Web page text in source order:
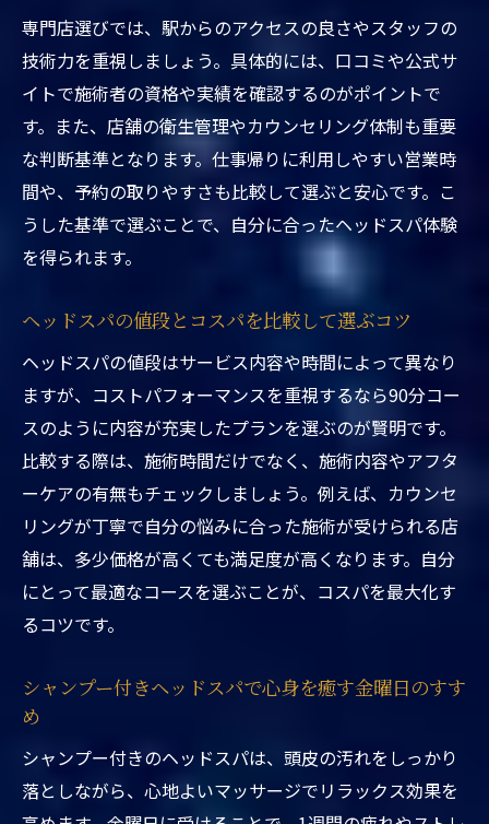
東京都台東区ヘッドスパ駅近くで実感する
癒しの時間
90分のヘッドスパが睡眠改善に効果的な理
由
実際に受けた90分コースの感想と満足ポイ
ント
コスパ重視なら金曜日クーポンを賢く活用
東京都台東区ヘッドスパ駅近くでコスパ最
パ体験
ヘッドスパの値段とサービス内容を徹底比
較
駅近くの専門店でコスパ良くリフレッシュ
する秘訣
東京都台東区ヘッドスパ駅近くの割引活用
術
継続利用にもおすすめな金曜日クーポンの
ヘッドスパの効果とリピート率の秘密を探る
効果の数々
高いリピート率を誇るヘッドスパの理由を
専門店選びでは、駅からのアクセスの良さやスタッフの
技術力を重視しましょう。具体的には、口コミや公式サ
イトで施術者の資格や実績を確認するのがポイントで
す。また、店舗の衛生管理やカウンセリング体制も重要
な判断基準となります。仕事帰りに利用しやすい営業時
間や、予約の取りやすさも比較して選ぶと安心です。こ
うした基準で選ぶことで、自分に合ったヘッドスパ体験
を得られます。
ヘッドスパの値段とコスパを比較して選ぶコツ
ヘッドスパの値段はサービス内容や時間によって異なり
ますが、コストパフォーマンスを重視するなら90分コー
スのように内容が充実したプランを選ぶのが賢明です。
比較する際は、施術時間だけでなく、施術内容やアフタ
ーケアの有無もチェックしましょう。例えば、カウンセ
リングが丁寧で自分の悩みに合った施術が受けられる店
舗は、多少価格が高くても満足度が高くなります。自分
にとって最適なコースを選ぶことが、コスパを最大化す
るコツです。
シャンプー付きヘッドスパで心身を癒す金曜日のすす
め
シャンプー付きのヘッドスパは、頭皮の汚れをしっかり
落としながら、心地よいマッサージでリラックス効果を